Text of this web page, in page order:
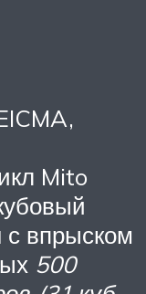
Mito
с впрыском
500